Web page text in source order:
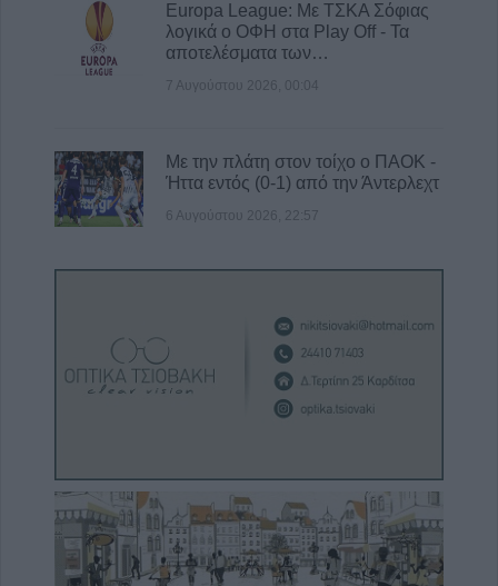
Europa League: Με ΤΣΚΑ Σόφιας
λογικά ο ΟΦΗ στα Play Off - Τα
αποτελέσματα των…
7 Αυγούστου 2026, 00:04
Με την πλάτη στον τοίχο ο ΠΑΟΚ -
Ήττα εντός (0-1) από την Άντερλεχτ
6 Αυγούστου 2026, 22:57